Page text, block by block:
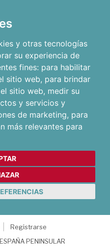
y otras tecnologías
su experiencia de
fines: para habilitar
sitio web, para brindar
sitio web, medir su
y servicios y
de marketing, para
más relevantes para
Registrarse
ESPAÑA PENINSULAR